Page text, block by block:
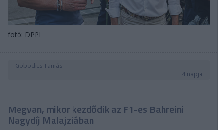
fotó: DPPI
Gobodics Tamás
4 napja
Megvan, mikor kezdődik az F1-es Bahreini
Nagydíj Malajziában